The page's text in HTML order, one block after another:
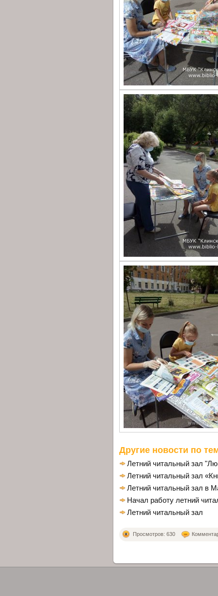
Другие новости по
Летний читальный зал
Летний читальный зал
Летний читальный зал в
Начал работу летний
Летний читальный зал
Просмотров: 630